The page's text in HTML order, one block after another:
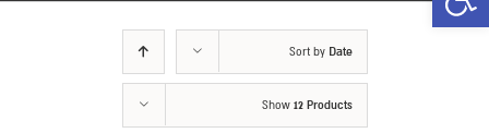
Sort by Date
Show 12 Products